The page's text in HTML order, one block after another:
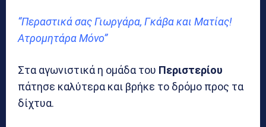
“Περαστικά σας Γιωργάρα, Γκάβα και Ματίας!
Ατρομητάρα Μόνο”
Στα αγωνιστικά η ομάδα του Περιστερίου
πάτησε καλύτερα και βρήκε το δρόμο προς τα
δίχτυα.